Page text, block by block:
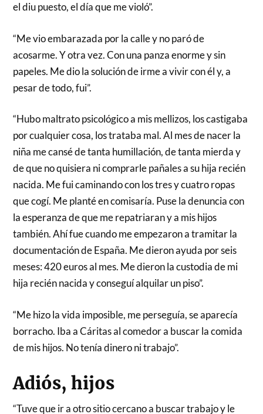
el diu puesto, el día que me violó”.
“Me vio embarazada por la calle y no paró de
acosarme. Y otra vez. Con una panza enorme y sin
papeles. Me dio la solución de irme a vivir con él y, a
pesar de todo, fui”.
“Hubo maltrato psicológico a mis mellizos, los castigaba
por cualquier cosa, los trataba mal. Al mes de nacer la
niña me cansé de tanta humillación, de tanta mierda y
de que no quisiera ni comprarle pañales a su hija recién
nacida. Me fui caminando con los tres y cuatro ropas
que cogí. Me planté en comisaría. Puse la denuncia con
la esperanza de que me repatriaran y a mis hijos
también. Ahí fue cuando me empezaron a tramitar la
documentación de España. Me dieron ayuda por seis
meses: 420 euros al mes. Me dieron la custodia de mi
hija recién nacida y conseguí alquilar un piso”.
“Me hizo la vida imposible, me perseguía, se aparecía
borracho. Iba a Cáritas al comedor a buscar la comida
de mis hijos. No tenía dinero ni trabajo”.
Adiós, hijos
“Tuve que ir a otro sitio cercano a buscar trabajo y le